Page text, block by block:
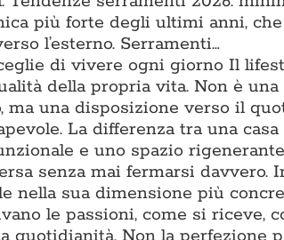
più forte degli ultimi anni,
l’esterno. Serramenti…
di vivere ogni giorno Il
della propria vita. Non è
ma una disposizione verso il
La differenza tra una
e uno spazio
senza mai fermarsi davvero.
nella sua dimensione più
le passioni, come si riceve,